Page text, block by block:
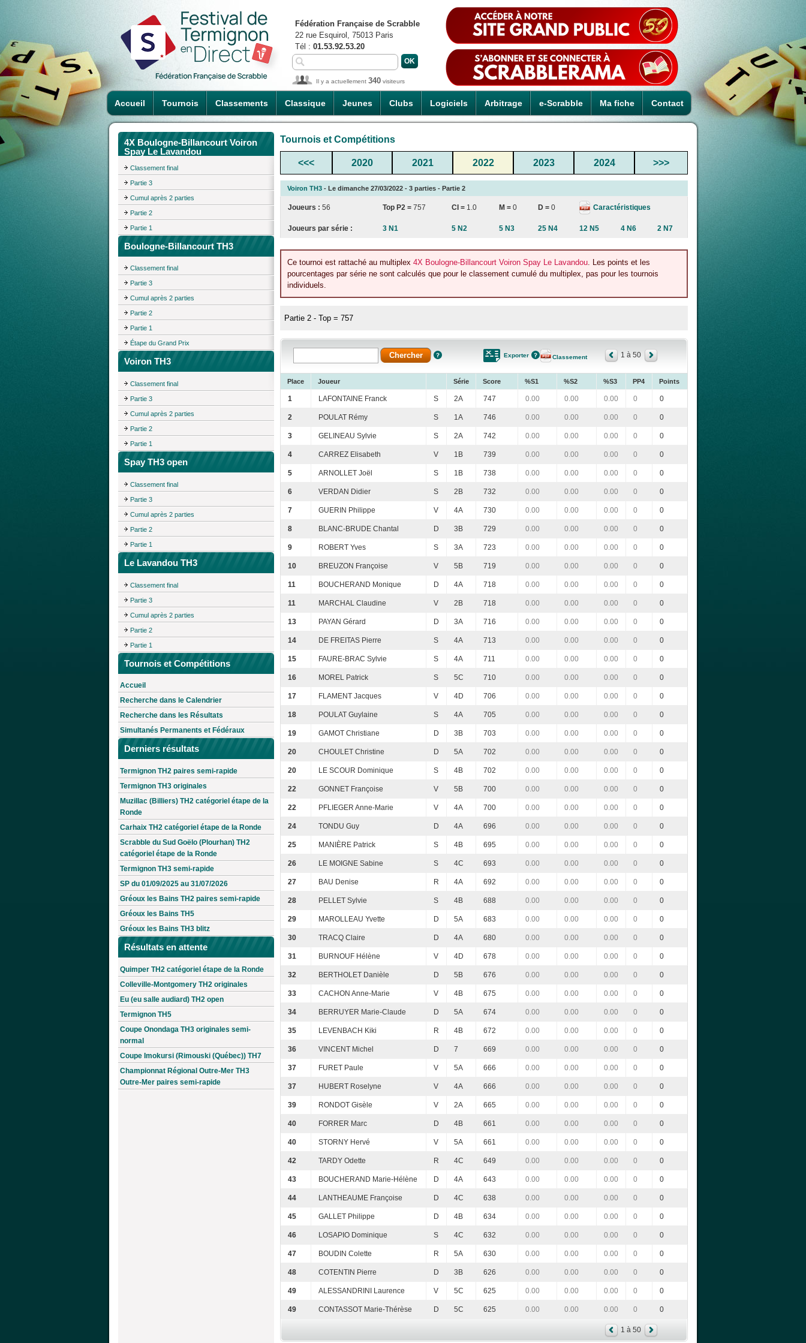
Accueil Tournois Classements Classique Jeunes Clubs Logiciels Arbitrage e-Scrabble Ma fiche Contact
Fédération Française de Scrabble
22 rue Esquirol, 75013 Paris
Tél : 01.53.92.53.20
Il y a actuellement 340 visiteurs
4X Boulogne-Billancourt Voiron
Spay Le Lavandou
Classement final
Partie 3
Cumul après 2 parties
Partie 2
Partie 1
Boulogne-Billancourt TH3
Classement final
Partie 3
Cumul après 2 parties
Partie 2
Partie 1
Étape du Grand Prix
Voiron TH3
Classement final
Partie 3
Cumul après 2 parties
Partie 2
Partie 1
Spay TH3 open
Classement final
Partie 3
Cumul après 2 parties
Partie 2
Partie 1
Le Lavandou TH3
Classement final
Partie 3
Cumul après 2 parties
Partie 2
Partie 1
Tournois et Compétitions
Accueil
Recherche dans le Calendrier
Recherche dans les Résultats
Simultanés Permanents et Fédéraux
Derniers résultats
Termignon TH2 paires semi-rapide
Termignon TH3 originales
Muzillac (Billiers) TH2 catégoriel étape de la
Ronde
Carhaix TH2 catégoriel étape de la Ronde
Scrabble du Sud Goëlo (Plourhan) TH2
catégoriel étape de la Ronde
Termignon TH3 semi-rapide
SP du 01/09/2025 au 31/07/2026
Gréoux les Bains TH2 paires semi-rapide
Gréoux les Bains TH5
Gréoux les Bains TH3 blitz
Résultats en attente
Quimper TH2 catégoriel étape de la Ronde
Colleville-Montgomery TH2 originales
Eu (eu salle audiard) TH2 open
Termignon TH5
Coupe Onondaga TH3 originales semi-
normal
Coupe Imokursi (Rimouski (Québec)) TH7
Championnat Régional Outre-Mer TH3
Outre-Mer paires semi-rapide
Tournois et Compétitions
<<< 2020 2021 2022 2023 2024 >>>
Voiron TH3 - Le dimanche 27/03/2022 - 3 parties - Partie 2
Joueurs : 56 Top P2 = 757 CI = 1.0 M = 0 D = 0 Caractéristiques
Joueurs par série : 3 N1 5 N2 5 N3 25 N4 12 N5 4 N6 2 N7
Ce tournoi est rattaché au multiplex 4X Boulogne-Billancourt Voiron Spay Le Lavandou. Les points et les
pourcentages par série ne sont calculés que pour le classement cumulé du multiplex, pas pour les tournois
individuels.
Partie 2 - Top = 757
Exporter Classement 1 à 50
Place Joueur Série Score %S1 %S2 %S3 PP4 Points
1 LAFONTAINE Franck S 2A 747 0.00 0.00 0.00 0 0
2 POULAT Rémy S 1A 746 0.00 0.00 0.00 0 0
3 GELINEAU Sylvie S 2A 742 0.00 0.00 0.00 0 0
4 CARREZ Elisabeth V 1B 739 0.00 0.00 0.00 0 0
5 ARNOLLET Joël S 1B 738 0.00 0.00 0.00 0 0
6 VERDAN Didier S 2B 732 0.00 0.00 0.00 0 0
7 GUERIN Philippe V 4A 730 0.00 0.00 0.00 0 0
8 BLANC-BRUDE Chantal D 3B 729 0.00 0.00 0.00 0 0
9 ROBERT Yves S 3A 723 0.00 0.00 0.00 0 0
10 BREUZON Françoise V 5B 719 0.00 0.00 0.00 0 0
11 BOUCHERAND Monique D 4A 718 0.00 0.00 0.00 0 0
11 MARCHAL Claudine V 2B 718 0.00 0.00 0.00 0 0
13 PAYAN Gérard D 3A 716 0.00 0.00 0.00 0 0
14 DE FREITAS Pierre S 4A 713 0.00 0.00 0.00 0 0
15 FAURE-BRAC Sylvie S 4A 711 0.00 0.00 0.00 0 0
16 MOREL Patrick S 5C 710 0.00 0.00 0.00 0 0
17 FLAMENT Jacques V 4D 706 0.00 0.00 0.00 0 0
18 POULAT Guylaine S 4A 705 0.00 0.00 0.00 0 0
19 GAMOT Christiane D 3B 703 0.00 0.00 0.00 0 0
20 CHOULET Christine D 5A 702 0.00 0.00 0.00 0 0
20 LE SCOUR Dominique S 4B 702 0.00 0.00 0.00 0 0
22 GONNET Françoise V 5B 700 0.00 0.00 0.00 0 0
22 PFLIEGER Anne-Marie V 4A 700 0.00 0.00 0.00 0 0
24 TONDU Guy D 4A 696 0.00 0.00 0.00 0 0
25 MANIÈRE Patrick S 4B 695 0.00 0.00 0.00 0 0
26 LE MOIGNE Sabine S 4C 693 0.00 0.00 0.00 0 0
27 BAU Denise R 4A 692 0.00 0.00 0.00 0 0
28 PELLET Sylvie S 4B 688 0.00 0.00 0.00 0 0
29 MAROLLEAU Yvette D 5A 683 0.00 0.00 0.00 0 0
30 TRACQ Claire D 4A 680 0.00 0.00 0.00 0 0
31 BURNOUF Hélène V 4D 678 0.00 0.00 0.00 0 0
32 BERTHOLET Danièle D 5B 676 0.00 0.00 0.00 0 0
33 CACHON Anne-Marie V 4B 675 0.00 0.00 0.00 0 0
34 BERRUYER Marie-Claude D 5A 674 0.00 0.00 0.00 0 0
35 LEVENBACH Kiki R 4B 672 0.00 0.00 0.00 0 0
36 VINCENT Michel D 7 669 0.00 0.00 0.00 0 0
37 FURET Paule V 5A 666 0.00 0.00 0.00 0 0
37 HUBERT Roselyne V 4A 666 0.00 0.00 0.00 0 0
39 RONDOT Gisèle V 2A 665 0.00 0.00 0.00 0 0
40 FORRER Marc D 4B 661 0.00 0.00 0.00 0 0
40 STORNY Hervé V 5A 661 0.00 0.00 0.00 0 0
42 TARDY Odette R 4C 649 0.00 0.00 0.00 0 0
43 BOUCHERAND Marie-Hélène D 4A 643 0.00 0.00 0.00 0 0
44 LANTHEAUME Françoise D 4C 638 0.00 0.00 0.00 0 0
45 GALLET Philippe D 4B 634 0.00 0.00 0.00 0 0
46 LOSAPIO Dominique S 4C 632 0.00 0.00 0.00 0 0
47 BOUDIN Colette R 5A 630 0.00 0.00 0.00 0 0
48 COTENTIN Pierre D 3B 626 0.00 0.00 0.00 0 0
49 ALESSANDRINI Laurence V 5C 625 0.00 0.00 0.00 0 0
49 CONTASSOT Marie-Thérèse D 5C 625 0.00 0.00 0.00 0 0
1 à 50